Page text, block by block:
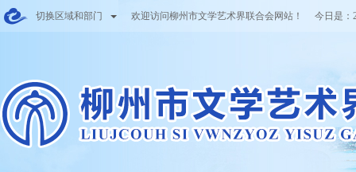
切换区域和部门 欢迎访问柳州市文学艺术界联合会网站！ 今日是：